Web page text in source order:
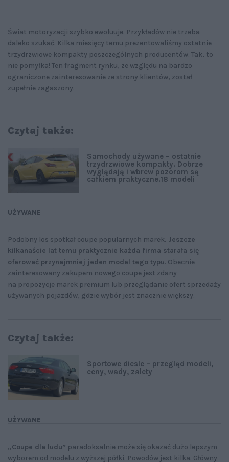
Świat motoryzacji szybko ewoluuje. Przykładów nie trzeba
daleko szukać. Kilka miesięcy temu prezentowaliśmy ostatnie
trzydrzwiowe kompakty poszczególnych producentów. Tak, to
nie pomyłka! Ten fragment rynku, ze względu na bardzo
ograniczone zainteresowanie ze strony klientów, został
zupełnie zagaszony.
Czytaj także:
UŻYWANE
Samochody używane – ostatnie
trzydrzwiowe kompakty. Dobrze
wyglądają i wbrew pozorom są
całkiem praktyczne.18 modeli
Podobny los spotkał coupe popularnych marek. Jeszcze
kilkanaście lat temu praktycznie każda firma starała się
oferować przynajmniej jeden model tego typu. Obecnie
zainteresowany zakupem nowego coupe jest zdany
na propozycje marek premium lub przeglądanie ofert sprzedaży
używanych pojazdów, gdzie wybór jest znacznie większy.
Czytaj także:
UŻYWANE
Sportowe diesle – przegląd modeli,
ceny, wady, zalety
„Coupe dla ludu” paradoksalnie może się okazać dużo lepszym
wyborem od modelu z wyższej półki. Powodów jest kilka. Główny